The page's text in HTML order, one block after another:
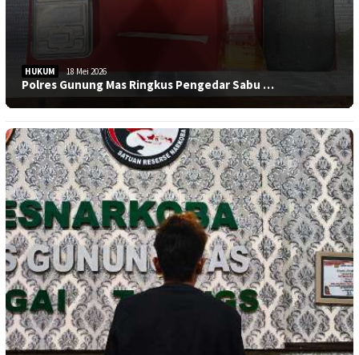
HUKUM 18 Mei 2026
Polres Gunung Mas Ringkus Pengedar Sabu …